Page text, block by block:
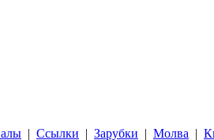
| Ссылки | Зарубки | Молва |